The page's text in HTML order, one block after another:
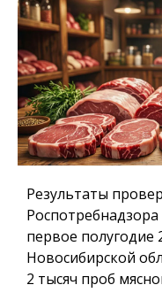
Результаты
первое полугодие
Новосибирской
2 тысяч проб